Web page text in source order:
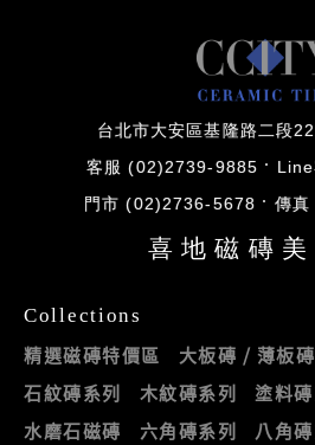
台北市大安區基隆路二段
客服 (02)2739-9885
門市 (02)2736-5678 傳
喜地磁磚美
Collections
精選磁磚特價區 大板磚 / 薄板磚
石紋磚系列
木紋磚系列 塗料
水磨石磁磚
六角磚系列 八角